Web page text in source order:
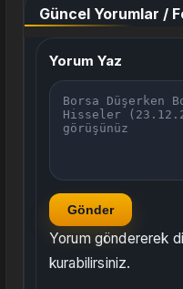
Güncel Yorumlar /
Yorum Yaz
Gönder
Yorum göndererek
kurabilirsiniz.